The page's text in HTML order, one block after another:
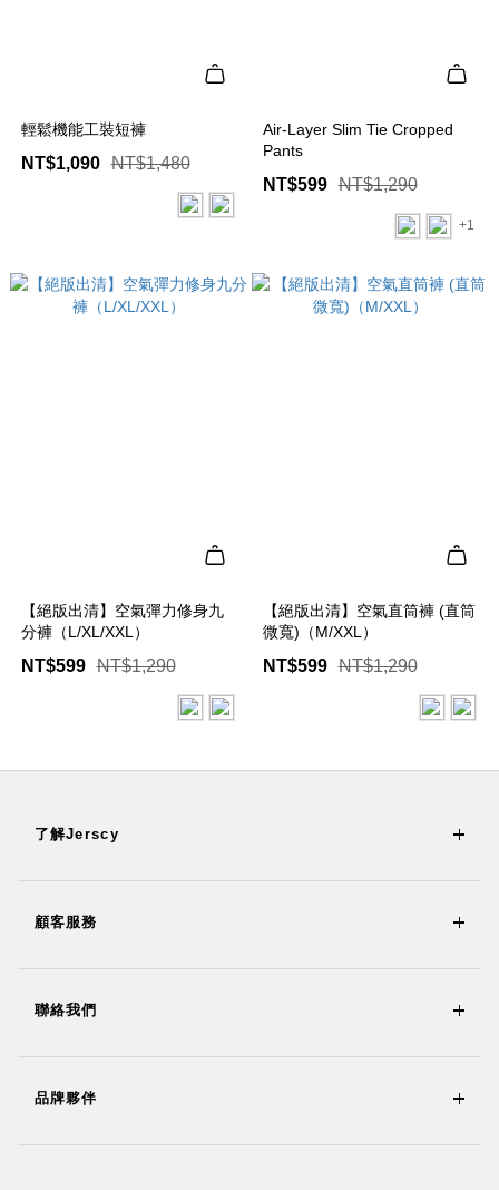
輕鬆機能工裝短褲
NT$1,090 NT$1,480
Air-Layer Slim Tie Cropped
Pants
NT$599 NT$1,290
+1
【絕版出清】空氣彈力修身九
分褲（L/XL/XXL）
NT$599 NT$1,290
【絕版出清】空氣直筒褲 (直筒
微寬)（M/XXL）
NT$599 NT$1,290
了解Jerscy
顧客服務
聯絡我們
品牌夥伴